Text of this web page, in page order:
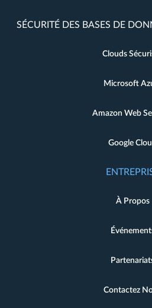
SÉCURITÉ DES BASES DE
Clouds
Microsoft
Amazon Web
Google
À Propos
Contactez